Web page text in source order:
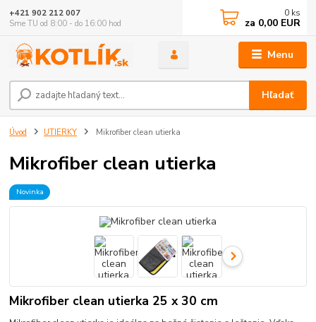
Menu
Hľadať
+421 902 212 007
Sme TU od 8:00 - do 16:00 hod
0 ks
za 0,00 EUR
Úvod UTIERKY Mikrofiber clean utierka
Mikrofiber clean utierka
Novinka
Mikrofiber clean utierka 25 x 30 cm